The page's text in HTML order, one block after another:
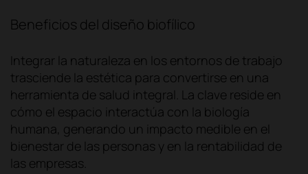
Beneficios del diseño biofílico
Integrar la naturaleza en los entornos de trabajo
trasciende la estética para convertirse en una
herramienta de salud integral. La clave reside en
cómo el espacio interactúa con la biología
humana, generando un impacto medible en el
bienestar de las personas y en la rentabilidad de
las empresas.